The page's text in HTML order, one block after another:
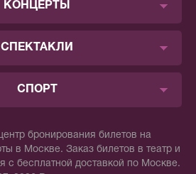
КОНЦЕРТЫ
СПЕКТАКЛИ
СПОРТ
бронирования билетов на
в Москве. Заказ билетов в театр и
с бесплатной доставкой по Москве.